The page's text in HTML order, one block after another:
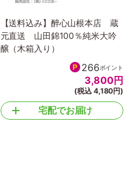
【送料込み】醉心山根本店 蔵
元直送 山田錦100％純米大吟
醸（木箱入り）
266ポイント
3,800円
(税込 4,180円)
宅配でお届け